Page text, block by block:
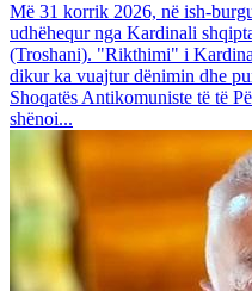
Më 31 korrik 2026, në ish-
udhëhequr nga Kardinali
(Troshani). "Rikthimi" i
dikur ka vuajtur dënimin dhe
Shoqatës Antikomuniste të të
shënoi...